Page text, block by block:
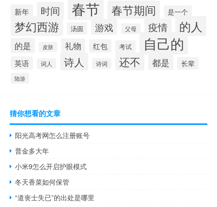
新年 时间 春节 春节期间 是一个
梦幻西游 汤圆 游戏 父母 疫情 的人
的是 皮肤 礼物 红包 考试 自己的
英语 词人 诗人 诗词 还不 都是 长辈
陆游
猜你想看的文章
阳光高考网怎么注册账号
普金多大年
小米9怎么开启护眼模式
冬天香菜如何保管
“道丧士失已”的出处是哪里